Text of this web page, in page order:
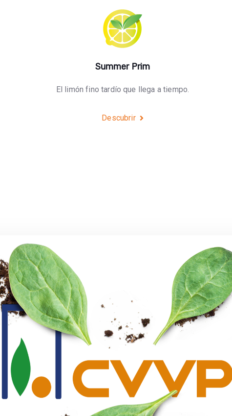
Summer Prim
El limón fino tardío que llega a tiempo.
Descubrir